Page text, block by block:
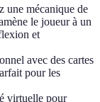
une mécanique de
le joueur à un
et
avec des cartes
pour les
virtuelle pour